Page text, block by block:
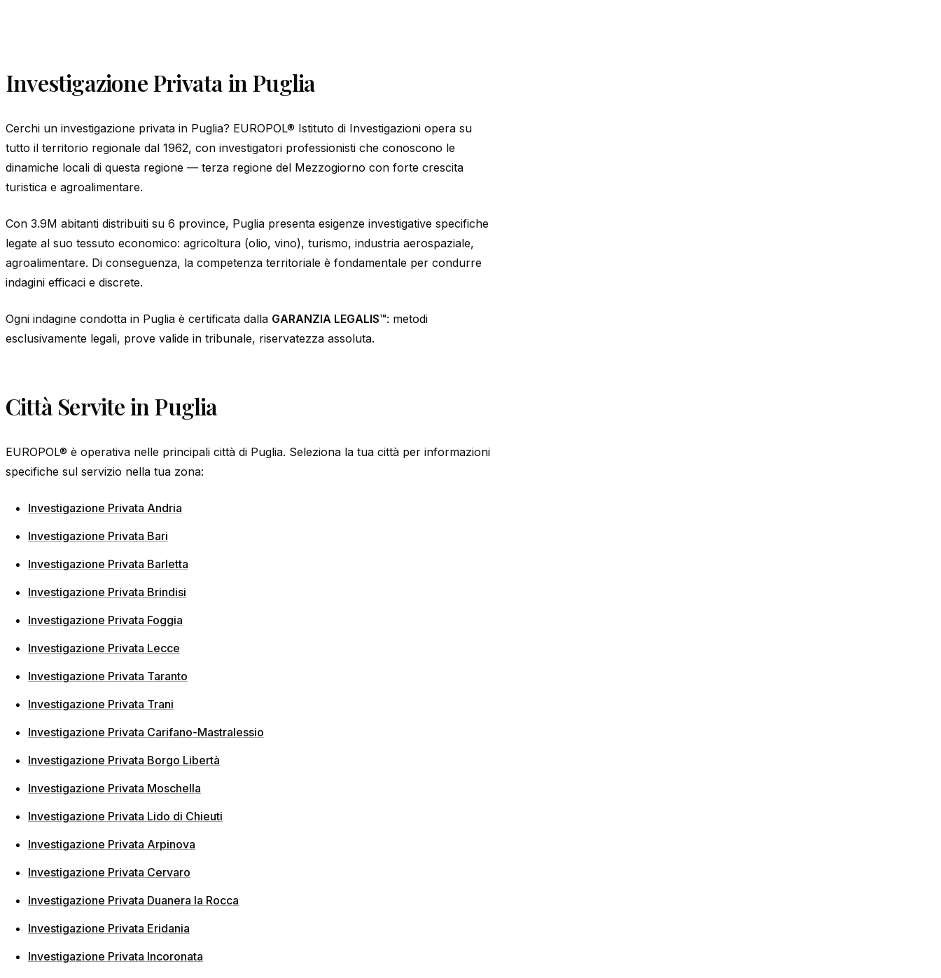
Investigazione Privata in Puglia
Cerchi un investigazione privata in Puglia? EUROPOL® Istituto di Investigazioni opera su
tutto il territorio regionale dal 1962, con investigatori professionisti che conoscono le
dinamiche locali di questa regione — terza regione del Mezzogiorno con forte crescita
turistica e agroalimentare.
Con 3.9M abitanti distribuiti su 6 province, Puglia presenta esigenze investigative specifiche
legate al suo tessuto economico: agricoltura (olio, vino), turismo, industria aerospaziale,
agroalimentare. Di conseguenza, la competenza territoriale è fondamentale per condurre
indagini efficaci e discrete.
Ogni indagine condotta in Puglia è certificata dalla GARANZIA LEGALIS™: metodi
esclusivamente legali, prove valide in tribunale, riservatezza assoluta.
Città Servite in Puglia
EUROPOL® è operativa nelle principali città di Puglia. Seleziona la tua città per informazioni
specifiche sul servizio nella tua zona:
Investigazione Privata Andria
Investigazione Privata Bari
Investigazione Privata Barletta
Investigazione Privata Brindisi
Investigazione Privata Foggia
Investigazione Privata Lecce
Investigazione Privata Taranto
Investigazione Privata Trani
Investigazione Privata Carifano-Mastralessio
Investigazione Privata Borgo Libertà
Investigazione Privata Moschella
Investigazione Privata Lido di Chieuti
Investigazione Privata Arpinova
Investigazione Privata Cervaro
Investigazione Privata Duanera la Rocca
Investigazione Privata Eridania
Investigazione Privata Incoronata